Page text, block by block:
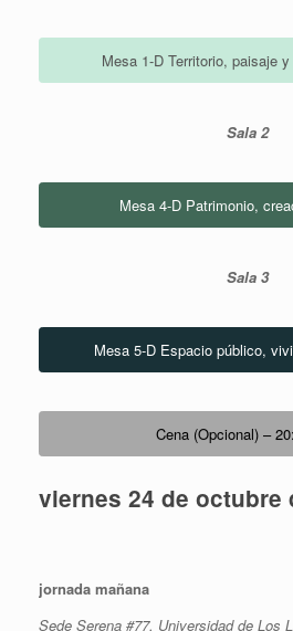
Mesa 1-D Territorio, paisaje
Sala 2
Mesa 4-D Patrimonio,
Sala 3
Mesa 5-D Espacio público,
Cena (Opcional) –
viernes 24 de octubre
jornada mañana
Sede Serena #77, Universidad de Los